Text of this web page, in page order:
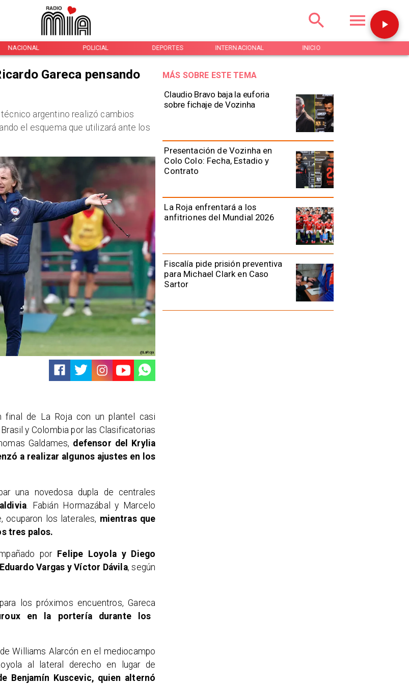
NACIONAL POLICIAL DEPORTES INTERNACIONAL INICIO
@LaRoja
Claudio Bravo baja la euforia
sobre fichaje de Vozinha
Presentación de Vozinha en
Colo Colo: Fecha, Estadio y
Contrato
La Roja enfrentará a los
anfitriones del Mundial 2026
Fiscalía pide prisión preventiva
para Michael Clark en Caso
Sartor
MÁS SOBRE ESTE TEMA
Gareca pensando
argentino realizó cambios
el esquema que utilizará ante los
final de La Roja con un plantel casi
y Colombia por las Clasificatorias
Galdames, defensor del Krylia
a realizar algunos ajustes en los
una novedosa dupla de centrales
. Fabián Hormazábal y Marcelo
ocuparon los laterales, mientras que
tres palos.
por Felipe Loyola y Diego
Vargas y Víctor Dávila, según
los próximos encuentros, Gareca
en la portería durante los
Williams Alarcón en el mediocampo
al lateral derecho en lugar de
Benjamín Kuscevic, quien alternó